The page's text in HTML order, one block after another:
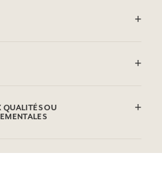
Aqua (Water), Parfum
Sodium Hydroxide,
QUALITÉS OU
environnementales